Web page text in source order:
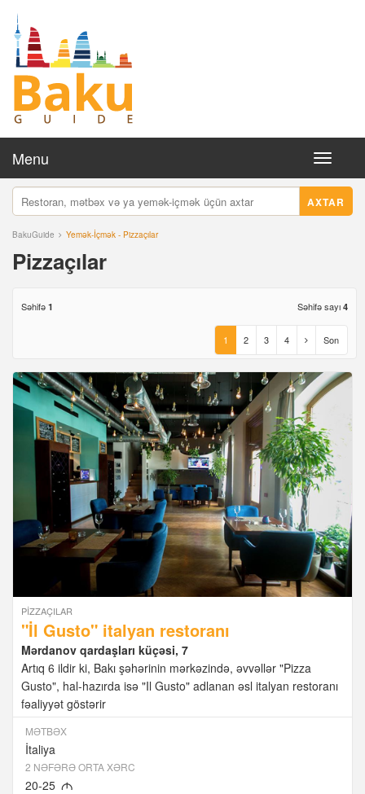
Toggle
Menu
AXTAR
BakuGuide Yemək-İçmək - Pizzaçılar
Pizzaçılar
Səhifə 1 Səhifə sayı 4
1 2 3 4 Son
PIZZAÇILAR
"İl Gusto" italyan restoranı
Mərdanov qardaşları küçəsi, 7
Artıq 6 ildir ki, Bakı şəhərinin mərkəzində, əvvəllər "Pizza
Gusto", hal-hazırda isə "Il Gusto" adlanan əsl italyan restoranı
fəaliyyət göstərir
MƏTBƏX
İtaliya
2 NƏFƏRƏ ORTA XƏRC
20-25 M